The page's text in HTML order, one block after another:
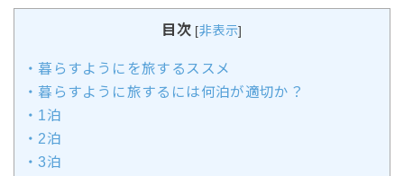
目次 [非表示]
・暮らすようにを旅するススメ
・暮らすように旅するには何泊が適切か？
・1泊
・2泊
・3泊